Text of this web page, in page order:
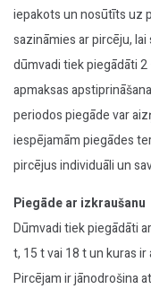
iepakots un nosūtīts uz
sazināmies ar pircēju,
dūmvadi tiek piegādāti
apmaksas
periodos piegāde var
iespējamām piegādes
pircējus individuāli un
Piegāde ar izkraušanu
Dūmvadi tiek piegādāti
t, 15 t vai 18 t un kuras
Pircējam ir jānodrošina